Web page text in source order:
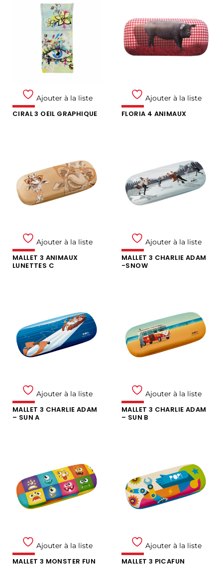
Ajouter à la liste
CIRAL 3 OEIL GRAPHIQUE
Ajouter à la liste
FLORIA 4 ANIMAUX
Ajouter à la liste
MALLET 3 ANIMAUX
LUNETTES C
Ajouter à la liste
MALLET 3 CHARLIE ADAM
-SNOW
Ajouter à la liste
MALLET 3 CHARLIE ADAM
– SUN A
Ajouter à la liste
MALLET 3 CHARLIE ADAM
– SUN B
Ajouter à la liste
MALLET 3 MONSTER FUN
Ajouter à la liste
MALLET 3 PICAFUN